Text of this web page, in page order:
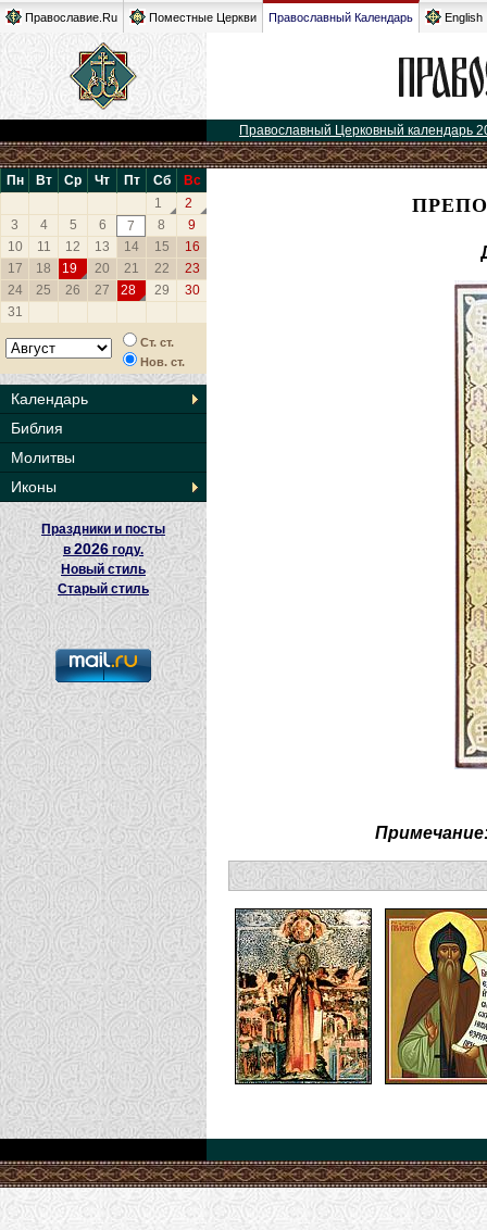
Православие.Ru Поместные Церкви Православный Календарь English
Православный Церковный календарь
Пн Вт Ср Чт Пт Сб
Вс
1
2
3
4 5 6 7 8
9
10
11 12 13 14 15
16
17
18 19 20 21 22
23
24
25 26 27 28 29
30
31
Ст. ст.
Нов. ст.
Календарь
Библия
Молитвы
Иконы
Праздники и посты
в2026 году.
Новый стиль
Старый стиль